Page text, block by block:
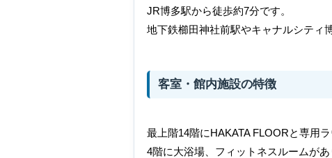
JR博多駅から徒歩約7分です。
地下鉄櫛田神社前駅やキャナルシティ
客室・館内施設の特徴
最上階14階にHAKATA FLOORと専用
4階に大浴場、フィットネスルームがあ